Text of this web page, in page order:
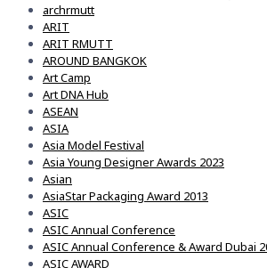
archrmutt
ARIT
ARIT RMUTT
AROUND BANGKOK
Art Camp
Art DNA Hub
ASEAN
ASIA
Asia Model Festival
Asia Young Designer Awards 2023
Asian
AsiaStar Packaging Award 2013
ASIC
ASIC Annual Conference
ASIC Annual Conference & Award Dubai
ASIC AWARD